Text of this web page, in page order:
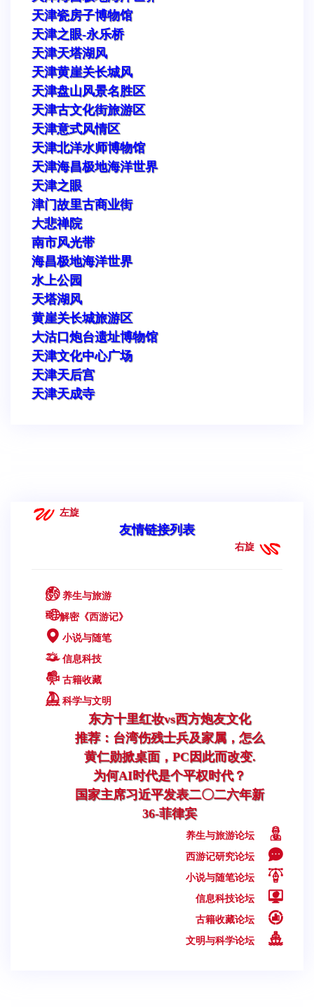
天津瓷房子博物馆
天津之眼-永乐桥
天津天塔湖风
天津黄崖关长城风
天津盘山风景名胜区
天津古文化街旅游区
天津意式风情区
天津北洋水师博物馆
天津海昌极地海洋世界
天津之眼
津门故里古商业街
大悲禅院
南市风光带
海昌极地海洋世界
水上公园
天塔湖风
黄崖关长城旅游区
大沽口炮台遗址博物馆
天津文化中心广场
天津天后宫
天津天成寺
左旋
友情链接列表
右旋
养生与旅游
解密《西游记》
小说与随笔
信息科技
古籍收藏
科学与文明
东方十里红妆vs西方炮友文化
推荐：台湾伤残士兵及家属，怎么
黄仁勋掀桌面，PC因此而改变.
为何AI时代是个平权时代？
国家主席习近平发表二〇二六年新
36-菲律宾
养生与旅游论坛
西游记研究论坛
小说与随笔论坛
信息科技论坛
古籍收藏论坛
文明与科学论坛